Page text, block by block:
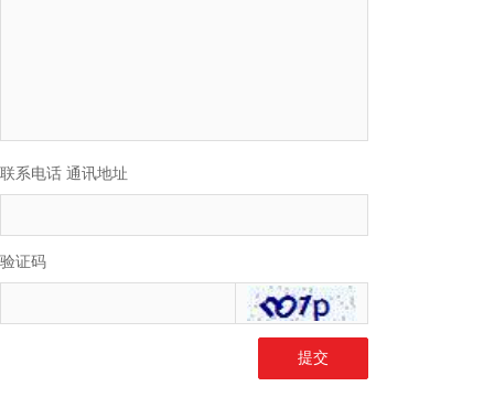
联系电话 通讯地址
验证码
提交